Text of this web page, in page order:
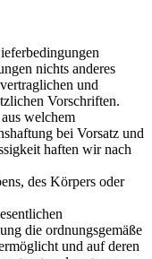
nichts anderes
und
Vorschriften.
welchem
bei Vorsatz und
haften wir nach
des Körpers oder
die ordnungsgemäße
und auf deren